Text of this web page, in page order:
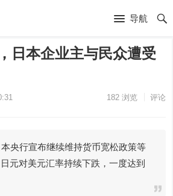
导航
日本企业主与民众遭受
182浏览 评论
央行宣布继续维持货币宽松政策等
元对美元汇率持续下跌，一度达到